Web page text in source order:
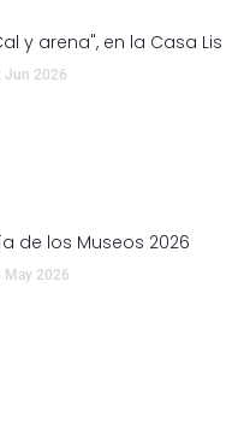
y arena", en la Casa Lis
Jun 2026
de los Museos 2026
May 2026